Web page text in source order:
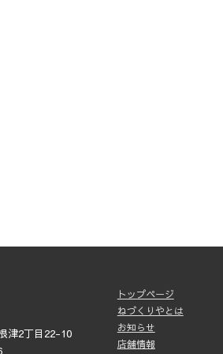
津2丁目22-10
トップページ
ねづくりやとは
お知らせ
店舗情報